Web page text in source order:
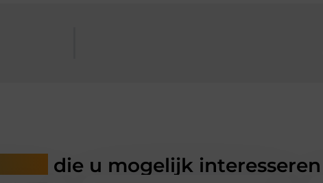
die u mogelijk interesseren